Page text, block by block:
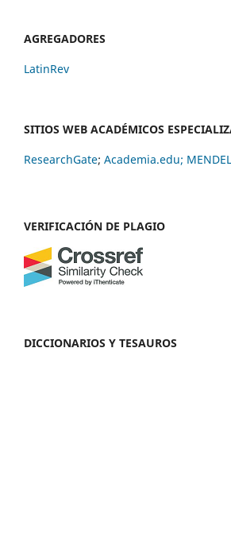
AGREGADORES
LatinRev
SITIOS WEB ACADÉMICOS
ResearchGate; Academia.edu;
VERIFICACIÓN DE PLAGIO
DICCIONARIOS Y TESAUROS